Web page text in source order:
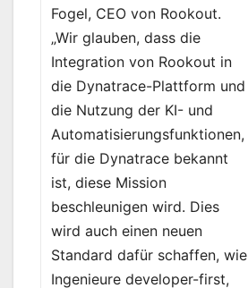
Fogel, CEO von Rookout.
„Wir glauben, dass die
Integration von Rookout in
die Dynatrace-Plattform und
die Nutzung der KI- und
Automatisierungsfunktionen,
für die Dynatrace bekannt
ist, diese Mission
beschleunigen wird. Dies
wird auch einen neuen
Standard dafür schaffen, wie
Ingenieure developer-first,